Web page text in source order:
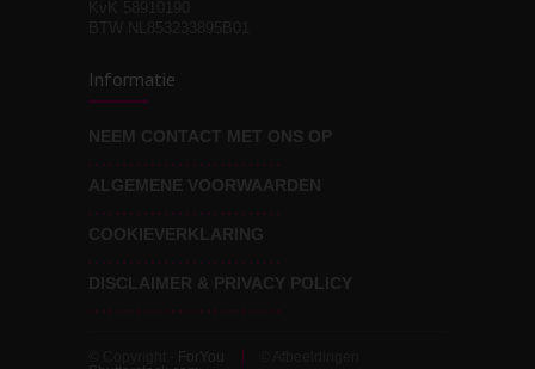
Wat voor leider wil jij
zijn?
Informatie
NEEM CONTACT MET ONS OP
ALGEMENE VOORWAARDEN
COOKIEVERKLARING
DISCLAIMER & PRIVACY POLICY
ForYou